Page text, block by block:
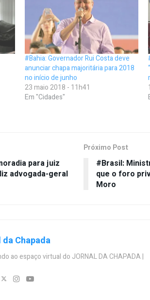
#Bahia: Governador Rui Costa deve
anunciar chapa majoritária para 2018
no início de junho
23 maio 2018 - 11h41
Em "Cidades"
para juiz
advogada-geral
Próximo Post
#Brasil:
que o foro
Moro
Chapada
ao espaço virtual do JORNAL DA CHAPADA |